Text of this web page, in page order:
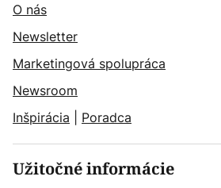
O nás
Newsletter
Marketingová spolupráca
Newsroom
Inšpirácia
Poradca
Užitočné informácie